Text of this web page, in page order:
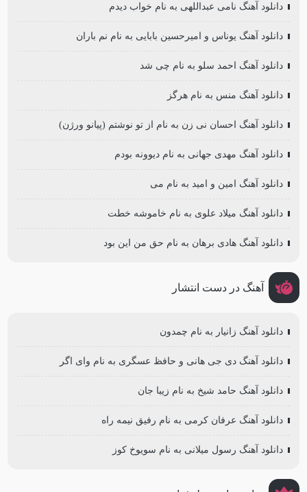
دانلود آهنگ نامی عبداللهی به نام خواب دیدم
دانلود آهنگ یوناس و امیرحسین بابایی به نام نم باران
دانلود آهنگ احمد سلو به نام چی شد
دانلود آهنگ منس به نام هرگز
دانلود آهنگ احسان نی زن به نام از تو نوشتم (پیانو ورژن)
دانلود آهنگ مهدی جهانی به نام دیوونه بودم
دانلود آهنگ امین و امید به نام می
دانلود آهنگ میلاد علوی به نام خاموشه خطت
دانلود آهنگ هادی برهان به نام حق من این بود
آهنگ در دست انتشار
دانلود آهنگ زانیار به نام چمدون
دانلود آهنگ دی جی هانی و حافظ عسگری به نام وای اگر
دانلود آهنگ حامد شیخ به نام زیبا جان
دانلود آهنگ عرفان کرمی به نام رفیق نیمه راه
دانلود آهنگ رسول میلانی به نام سویوخ کوز